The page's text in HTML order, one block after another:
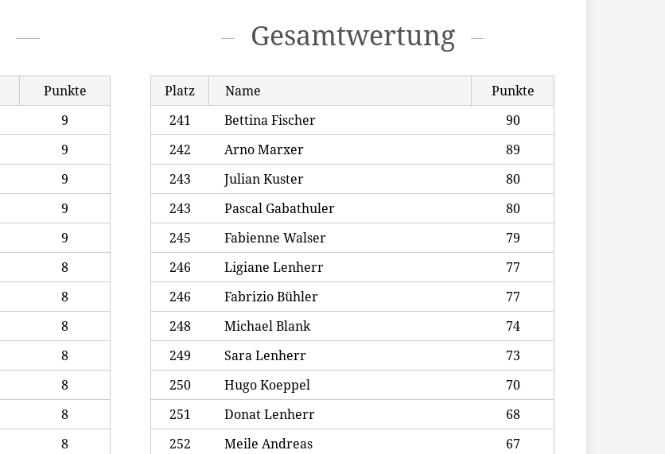
Punkte
9
9
9
9
9
8
8
8
8
8
8
8
Gesamtwertung
Platz Name
Punkte
241
Bettina Fischer
90
242
Arno Marxer
89
243
Julian Kuster
80
243
Pascal Gabathuler
80
245
Fabienne Walser
79
246
Ligiane Lenherr
77
246
Fabrizio Bühler
77
248
Michael Blank
74
249
Sara Lenherr
73
250
Hugo Koeppel
70
251
Donat Lenherr
68
252
Meile Andreas
67